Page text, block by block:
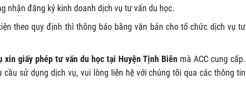
nhận đăng ký kinh doanh dịch vụ tư vấn du học.
theo quy định thì thông báo bằng văn bản cho tổ chức dịch vụ tư
xin giấy phép tư vấn du học tại Huyện Tịnh Biên mà ACC cung cấp.
cầu sử dụng dịch vụ, vui lòng liên hệ với chúng tôi qua các thông tin